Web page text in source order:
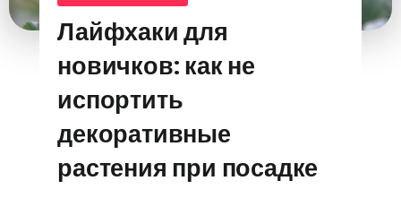
Лайфхаки для
новичков: как не
испортить
декоративные
растения при посадке